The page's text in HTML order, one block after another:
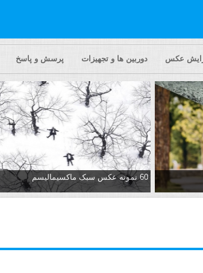
عکس دوربین ها و تجهیزات پرسش و پاسخ
60 نمونه عکس سبک ماکسیمالیسم